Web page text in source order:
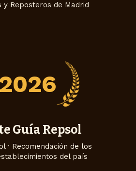
y Reposteros de Madrid
2026
Guía Repsol
· Recomendación de los
del país